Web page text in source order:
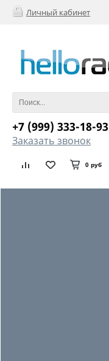
Личный кабинет
+7 (999) 333-18-93
Заказать звонок
0 руб